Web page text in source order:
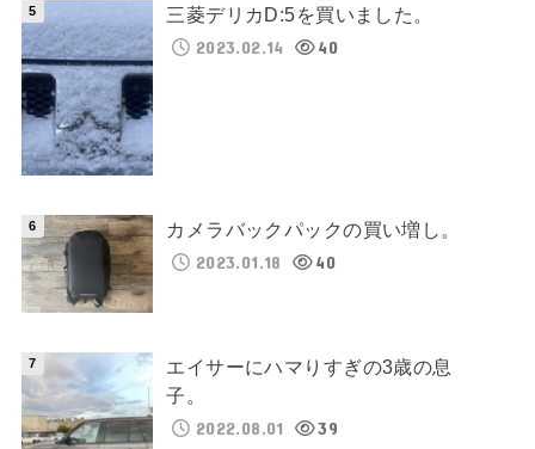
三菱デリカD:5を買いました。
2023.02.14
40
カメラバックパックの買い増し。
2023.01.18
40
エイサーにハマりすぎの3歳の息
子。
2022.08.01
39